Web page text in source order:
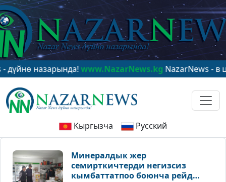
www.NazarNews.kgNazarNews - в центре
Кыргызча Русский
Минералдык жер
семирткичтерди негизсиз
кымбаттатпоо боюнча рейд